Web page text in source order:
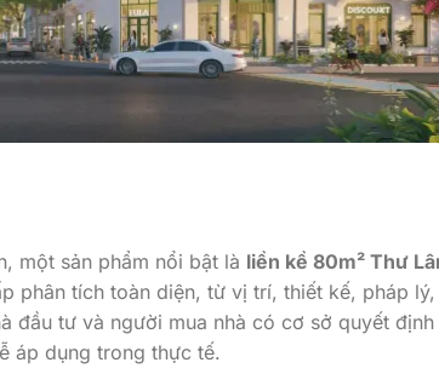
một sản phẩm nổi bật là liền kề 80m² Thư
phân tích toàn diện, từ vị trí, thiết kế, pháp lý,
đầu tư và người mua nhà có cơ sở quyết định
áp dụng trong thực tế.